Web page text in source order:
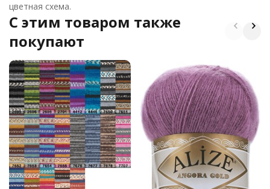
цветная схема.
C этим товаром также
покупают